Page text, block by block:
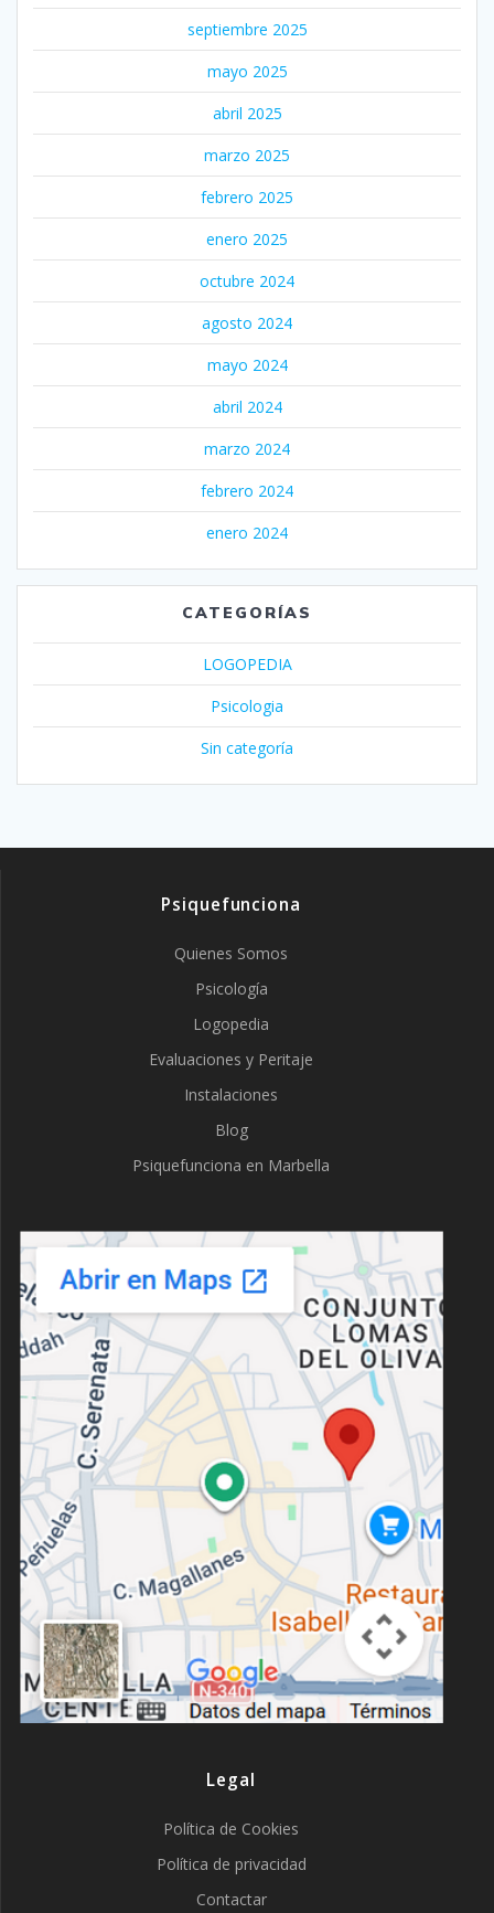
septiembre 2025
mayo 2025
abril 2025
marzo 2025
febrero 2025
enero 2025
octubre 2024
agosto 2024
mayo 2024
abril 2024
marzo 2024
febrero 2024
enero 2024
CATEGORÍAS
LOGOPEDIA
Psicologia
Sin categoría
Psiquefunciona
Quienes Somos
Psicología
Logopedia
Evaluaciones y Peritaje
Instalaciones
Blog
Psiquefunciona en Marbella
Legal
Política de Cookies
Política de privacidad
Contactar